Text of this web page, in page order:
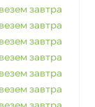
завтра
завтра
завтра
завтра
завтра
завтра